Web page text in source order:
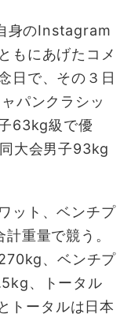
身のInstagram
もにあげたコメ
日で、その３日
パンクラシッ
63kg級で優
大会男子93kg
ット、ベンチプ
重量で競う。
、ベンチプ
、トータル
トータルは日本